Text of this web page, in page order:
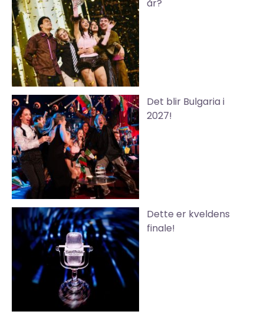
år?
Det blir Bulgaria i
2027!
Dette er kveldens
finale!